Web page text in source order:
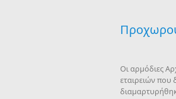
Οι αρμόδιες
εταιρειών που